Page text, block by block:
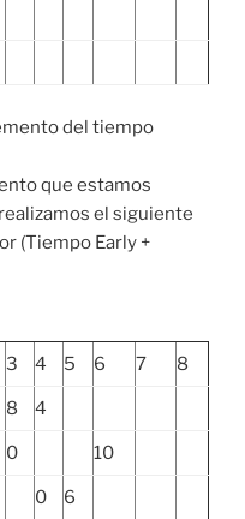
del tiempo
que estamos
el siguiente
(Tiempo Early +
3 4 5 6 7 8
8 4
0 10
0 6